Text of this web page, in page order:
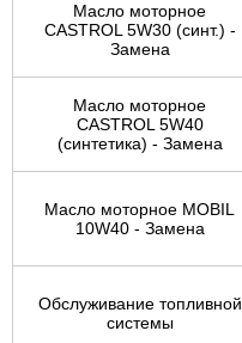
Масло моторное
CASTROL 5W30 (синт.) -
Замена
Масло моторное
CASTROL 5W40
(синтетика) - Замена
Масло моторное MOBIL
10W40 - Замена
Обслуживание топливной
системы